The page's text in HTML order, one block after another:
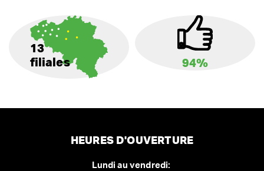
13
filiales
94%
HEURES D'OUVERTURE
Lundi au vendredi: